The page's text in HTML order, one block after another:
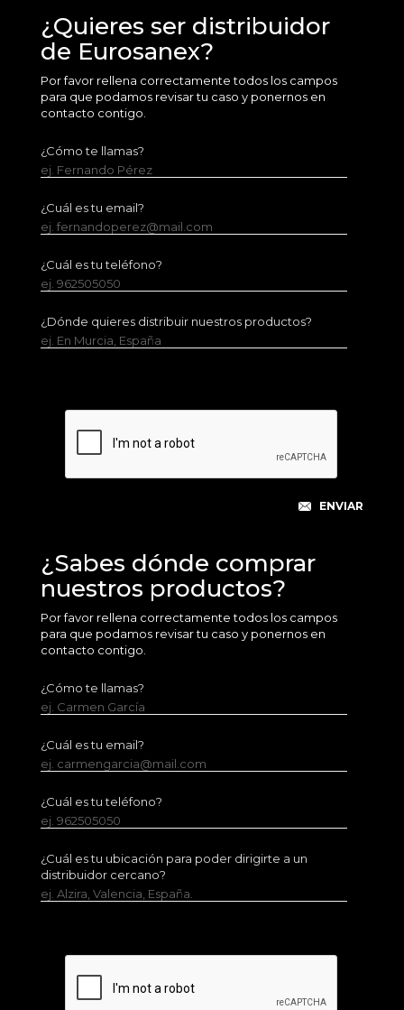
¿Quieres ser distribuidor
de Eurosanex?
Por favor rellena correctamente todos los campos
para que podamos revisar tu caso y ponernos en
contacto contigo.
¿Cómo te llamas?
ej. Fernando Pérez
¿Cuál es tu email?
ej. fernandoperez@mail.com
¿Cuál es tu teléfono?
ej. 962505050
¿Dónde quieres distribuir nuestros productos?
ej. En Murcia, España
¿Sabes dónde comprar
nuestros productos?
Por favor rellena correctamente todos los campos
para que podamos revisar tu caso y ponernos en
contacto contigo.
¿Cómo te llamas?
ej. Carmen García
¿Cuál es tu email?
ej. carmengarcia@mail.com
¿Cuál es tu teléfono?
ej. 962505050
¿Cuál es tu ubicación para poder dirigirte a un
distribuidor cercano?
ej. Alzira, Valencia, España.